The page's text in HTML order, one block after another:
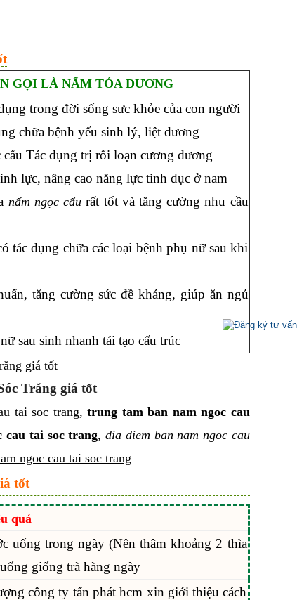
GỌI LÀ NẤM TÓA DƯƠNG
trong đời sống sưc khỏe của con người
chữa bệnh yếu sinh lý, liệt dương
Tác dụng trị rối loạn cương dương
lực, nâng cao năng lực tình dục ở nam
nấm ngọc cẩu rất tốt và tăng cường nhu cầu
tác dụng chữa các loại bệnh phụ nữ sau khi
tăng cường sức đề kháng, giúp ăn ngủ
sau sinh nhanh tái tạo cấu trúc
Trăng giá tốt
tai soc trang, trung tam ban nam ngoc cau
cau tai soc trang,dia diem ban nam ngoc cau
ngoc cau tai soc trang
tốt
quả
uống trong ngày (Nên thâm khoảng 2 thìa
giống trà hàng ngày
công ty tấn phát hcm xin giới thiệu cách